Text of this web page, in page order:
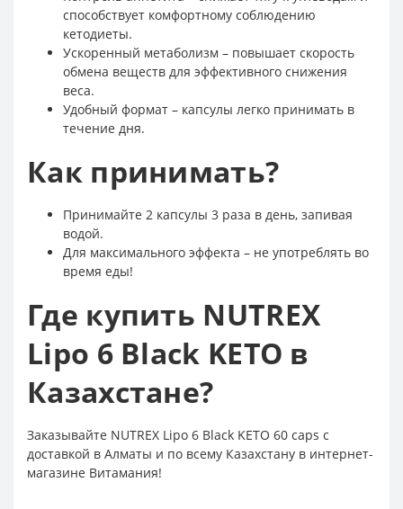
способствует комфортному соблюдению
кетодиеты.
Ускоренный метаболизм – повышает скорость
обмена веществ для эффективного снижения
веса.
Удобный формат – капсулы легко принимать в
течение дня.
Как принимать?
Принимайте 2 капсулы 3 раза в день, запивая
водой.
Для максимального эффекта – не употреблять во
время еды!
Где купить NUTREX
Lipo 6 Black KETO в
Казахстане?
Заказывайте NUTREX Lipo 6 Black KETO 60 caps с
доставкой в Алматы и по всему Казахстану в интернет-
магазине Витамания!